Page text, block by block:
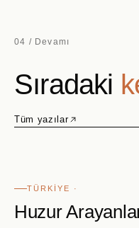
04 / Devamı
Sıradaki
Tüm yazılar
TÜRKIYE ·
Huzur